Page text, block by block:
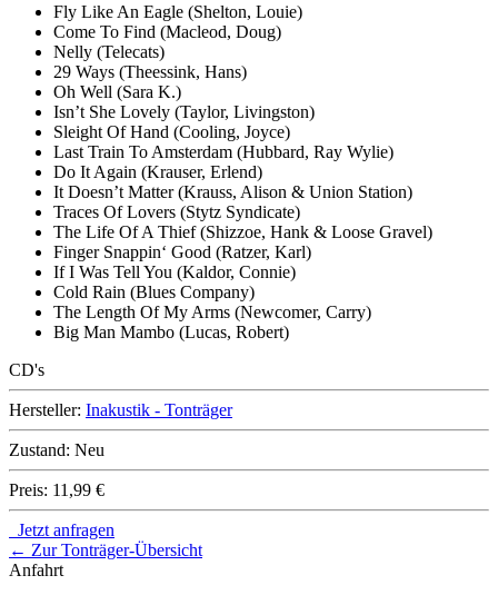
Fly Like An Eagle (Shelton, Louie)
Come To Find (Macleod, Doug)
Nelly (Telecats)
29 Ways (Theessink, Hans)
Oh Well (Sara K.)
Isn’t She Lovely (Taylor, Livingston)
Sleight Of Hand (Cooling, Joyce)
Last Train To Amsterdam (Hubbard, Ray Wylie)
Do It Again (Krauser, Erlend)
It Doesn’t Matter (Krauss, Alison & Union Station)
Traces Of Lovers (Stytz Syndicate)
The Life Of A Thief (Shizzoe, Hank & Loose Gravel)
Finger Snappin‘ Good (Ratzer, Karl)
If I Was Tell You (Kaldor, Connie)
Cold Rain (Blues Company)
The Length Of My Arms (Newcomer, Carry)
Big Man Mambo (Lucas, Robert)
CD's
Hersteller: Inakustik - Tonträger
Zustand: Neu
Preis: 11,99 €
Jetzt anfragen
← Zur Tonträger-Übersicht
Anfahrt